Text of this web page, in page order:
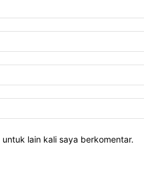
lain kali saya berkomentar.